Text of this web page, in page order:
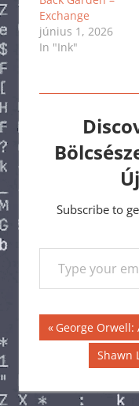
Exchange
június 1, 2026
In "Ink"
Subscribe to
Type your email…
Previous
Post:
George
Next
Post:
Shawn